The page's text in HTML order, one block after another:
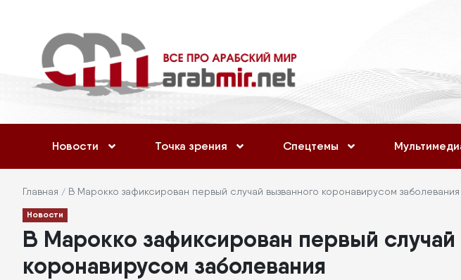
основному
содержанию
учётной
записи
пользователя
Новости Точка зрения Спецтемы
Строка
навигации
Главная В Марокко зафиксирован первый случай вызванного коронавирусом заболевания
Новости
В Марокко зафиксирован первый случай
коронавирусом заболевания